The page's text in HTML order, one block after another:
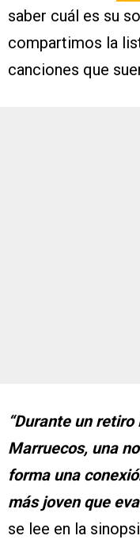
saber cuál es su
compartimos la
canciones que
“Durante un
Marruecos, una
forma una
más joven que
se lee en la